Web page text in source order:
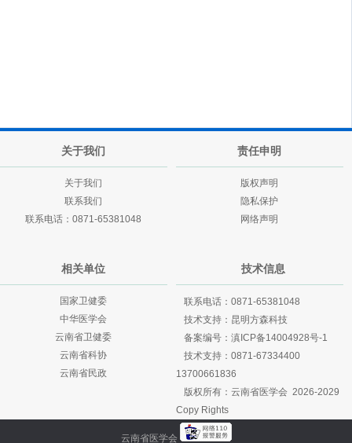
关于我们
关于我们
联系我们
联系电话：0871-65381048
责任申明
版权声明
隐私保护
网络声明
相关单位
国家卫健委
中华医学会
云南省卫健委
云南省科协
云南省民政
技术信息
联系电话：0871-65381048
技术支持： 昆明方森科技
备案编号： 滇ICP备14004928号-1
技术支持： 0871-67334400
13700661836
版权所有：云南省医学会 2026-2029
Copy Rights
云南省医学会